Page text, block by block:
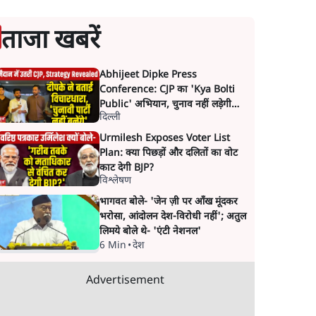
ताजा खबरें
Abhijeet Dipke Press
Conference: CJP का 'Kya Bolti
Public' अभियान, चुनाव नहीं लड़ेगी
CJP!
दिल्ली
Urmilesh Exposes Voter List
Plan: क्या पिछड़ों और दलितों का वोट
काट देगी BJP?
विश्लेषण
भागवत बोले- 'जेन ज़ी पर आँख मूंदकर
भरोसा, आंदोलन देश-विरोधी नहीं'; अतुल
लिमये बोले थे- 'एंटी नेशनल'
6 Min •देश
Advertisement